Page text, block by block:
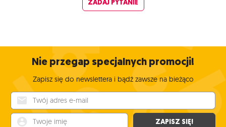
ZADAJ PYTANIE
Nie przegap specjalnych promocji!
Zapisz się do newslettera i bądź zawsze na bieżąco
ZAPISZ SIĘ!